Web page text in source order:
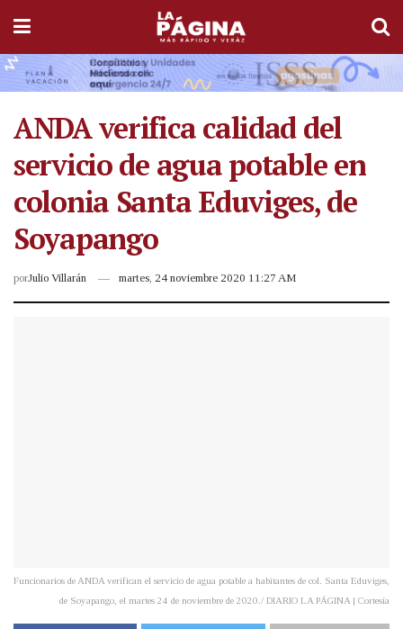
ANDA verifica calidad del
servicio de agua potable en
colonia Santa Eduviges, de
Soyapango
porJulio Villarán martes, 24 noviembre 2020 11:27 AM
Funcionarios de ANDA verifican el servicio de agua potable a habitantes de col. Santa Eduviges,
de Soyapango, el martes 24 de noviembre de 2020./ DIARIO LA PÁGINA | Cortesía